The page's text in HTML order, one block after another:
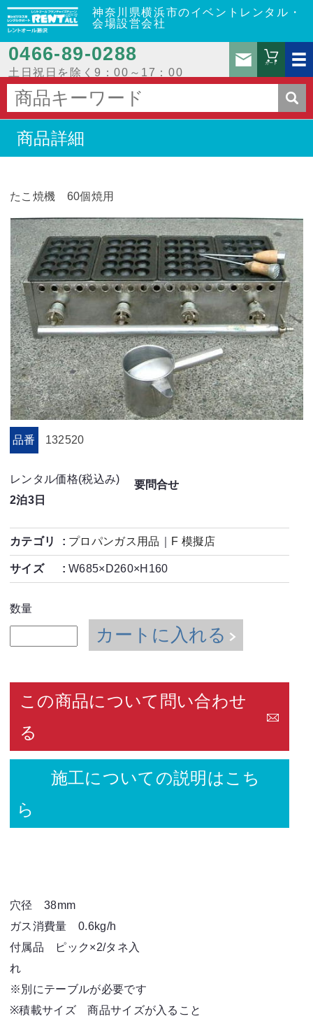
神奈川県横浜市のイベントレンタル・
会場設営会社
0466‐89‐0288
土日祝日を除く9：00～17：00
お問
カート
商品詳細
たこ焼機 60個焼用
品番 132520
レンタル価格(税込み)
2泊3日
要問合せ
カテゴリ プロパンガス用品 F 模擬店
サイズ W685×D260×H160
数量
カートに入れる
この商品について問い合わせ
る
施工についての説明はこち
ら
穴径 38mm
ガス消費量 0.6kg/h
付属品 ピック×2/タネ入
※別にテーブルが必要です
※積載サイズ 商品サイズが入ること